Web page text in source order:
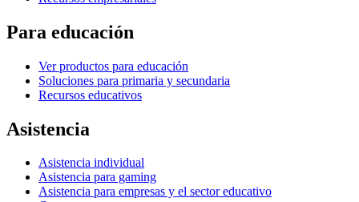
Para educación
Ver productos para educación
Soluciones para primaria y secundaria
Recursos educativos
Asistencia
Asistencia individual
Asistencia para gaming
Asistencia para empresas y el sector educativo